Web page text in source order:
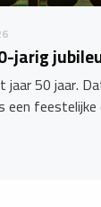
jarig
50 jaar.
een feestelijke